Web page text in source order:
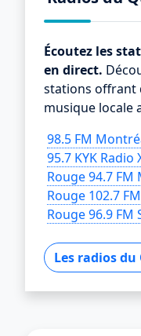
Écoutez les
en direct.
stations offrant
musique locale
98.5 FM
95.7 KYK Radio
Rouge 94.7 FM
Rouge 102.7
Rouge 96.9 FM
Les radios du